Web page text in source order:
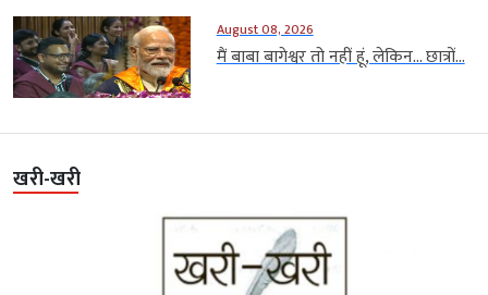
August 08, 2026
मैं बाबा बागेश्वर तो नहीं हूं, लेकिन… छात्रों...
खरी-खरी